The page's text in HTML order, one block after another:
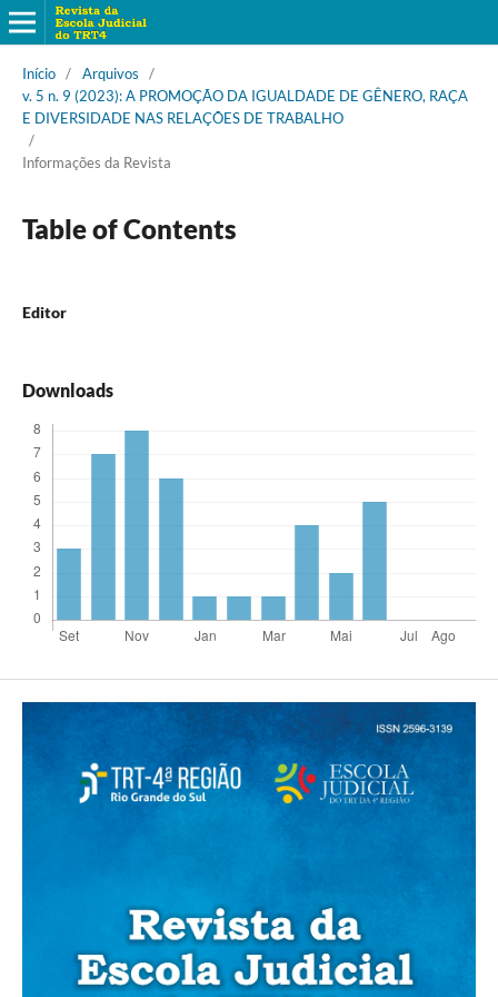
Início / Arquivos
/
v. 5 n. 9 (2023): A PROMOÇÃO DA IGUALDADE DE GÊNERO, RAÇA
E DIVERSIDADE NAS RELAÇÕES DE TRABALHO
/
Informações da Revista
Table of Contents
Editor
Downloads